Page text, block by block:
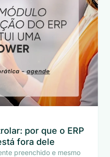
por que o ERP
fora dele
preenchido e mesmo